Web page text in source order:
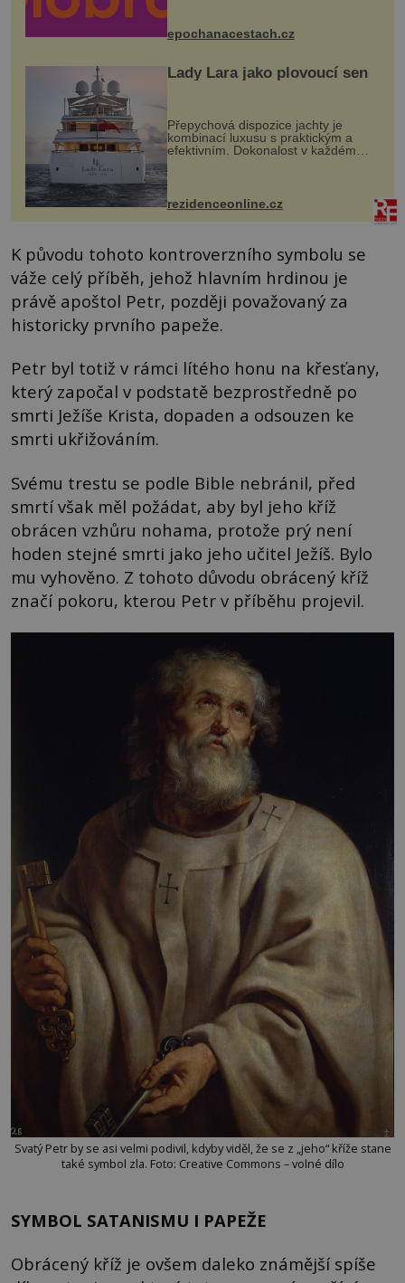
mohou těšit na víno, burčák, pes...
epochanacestach.cz
Lady Lara jako plovoucí sen
Přepychová dispozice jachty je
kombinací luxusu s praktickým a
efektivním. Dokonalost v každém
detailu představuje značka Fendi
Casa, kterou byly vybaveny její
paluby. Monacký přístav nabízí
každoročn...
rezidenceonline.cz
K původu tohoto kontroverzního symbolu se
váže celý příběh, jehož hlavním hrdinou je
právě apoštol Petr, později považovaný za
historicky prvního papeže.
Petr byl totiž v rámci lítého honu na křesťany,
který započal v podstatě bezprostředně po
smrti Ježíše Krista, dopaden a odsouzen ke
smrti ukřižováním.
Svému trestu se podle Bible nebránil, před
smrtí však měl požádat, aby byl jeho kříž
obrácen vzhůru nohama, protože prý není
hoden stejné smrti jako jeho učitel Ježíš. Bylo
mu vyhověno. Z tohoto důvodu obrácený kříž
značí pokoru, kterou Petr v příběhu projevil.
Svatý Petr by se asi velmi podivil, kdyby viděl, že se z „jeho“ kříže stane
také symbol zla. Foto: Creative Commons – volné dílo
SYMBOL SATANISMU I PAPEŽE
Obrácený kříž je ovšem daleko známější spíše